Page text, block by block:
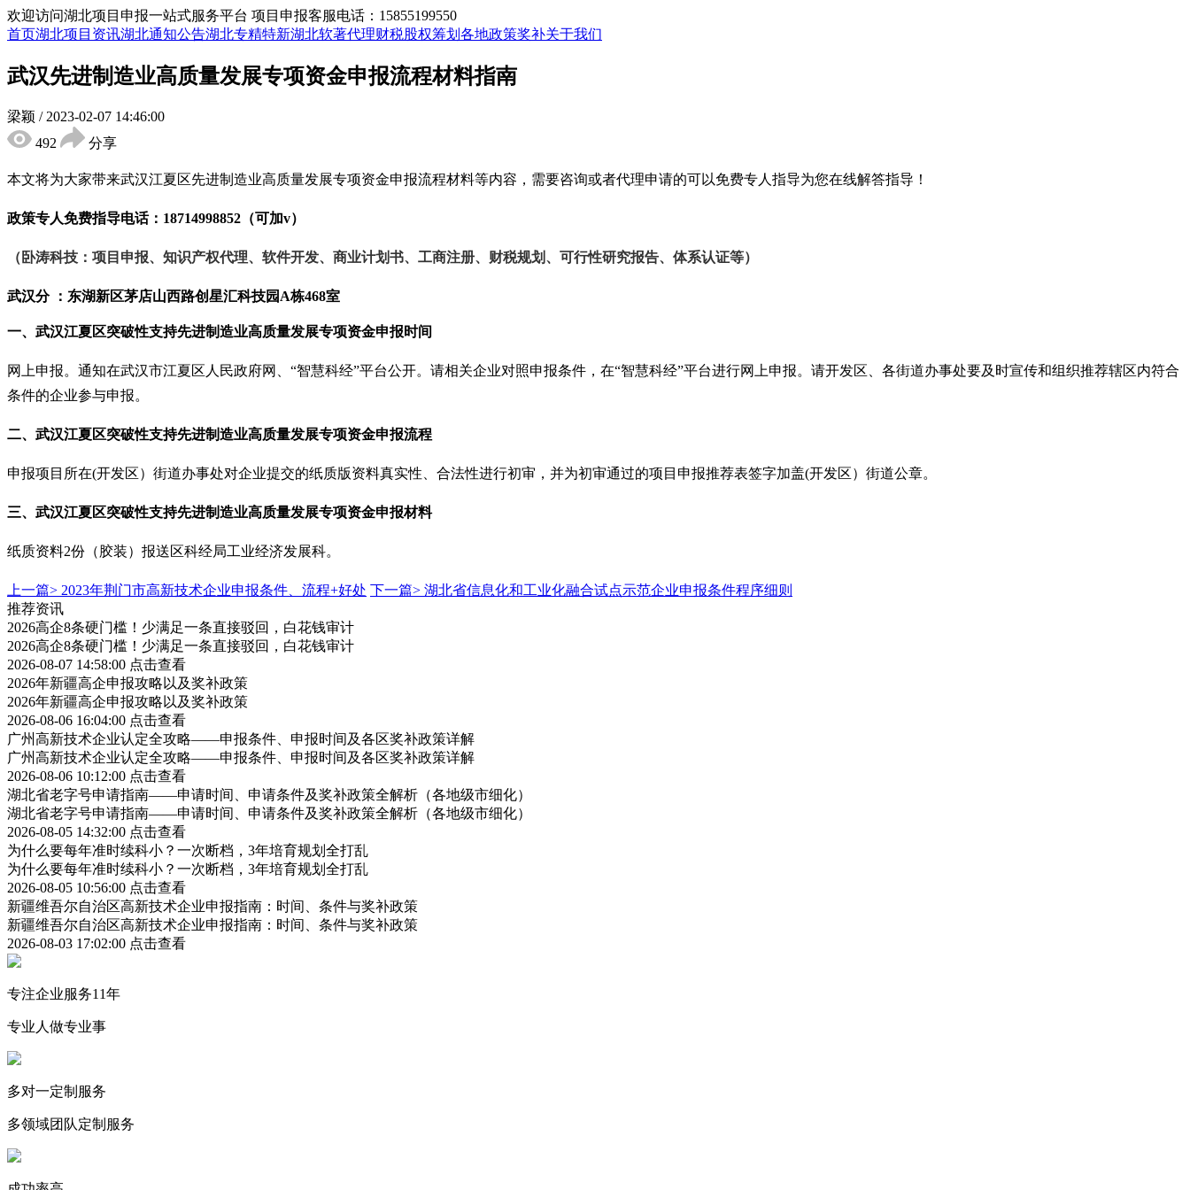
欢迎访问湖北项目申报一站式服务平台 项目申报客服电话：15855199550
首页湖北项目资讯湖北通知公告湖北专精特新湖北软著代理财税股权筹划 各地政策奖补关于我们
武汉先进制造业高质量发展专项资金申报流程材料指南
梁颖 / 2023-02-07 14:46:00
492
分享
本文将为大家带来武汉江夏区先进制造业高质量发展专项资金申报流程材料等内容，需要咨询或者代理申请的可以免费专人指导为您在线解答指导！
政策专人免费指导电话： 18714998852（可加v）
（卧涛科技：项目申报、知识产权代理、软件开发、商业计划书、工商注册、财税规划、可行性研究报告、体系认证等）
武汉分 ：东湖新区茅店山西路创星汇科技园 A栋468室
一、 武汉江夏区突破性支持先进制造业高质量发展专项资金申报时间
网上申报。通知在武汉市江夏区人民政府网、 “智慧科经”平台公开。请相关企业对照申报条件，在“智慧科经”平台进行网上申报。请开发区、各街道办事处要及时宣传和组织推荐辖区内符合
条件的企业参与申报。
二、 武汉江夏区突破性支持先进制造业高质量发展专项资金申报流程
申报项目所在(开发区）街道办事处对企业提交的纸质版资料真实性、合法性进行初审，并为初审通过的项目申报推荐表签字加盖(开发区）街道公章。
三、 武汉江夏区突破性支持先进制造业高质量发展专项资金申报材料
纸质资料2份（胶装）报送区科经局工业经济发展科。
上一篇> 2023年荆门市高新技术企业申报条件、流程+好处 下一篇> 湖北省信息化和工业化融合试点示范企业申报条件程序细则
推荐资讯
2026高企8条硬门槛！少满足一条直接驳回，白花钱审计
2026高企8条硬门槛！少满足一条直接驳回，白花钱审计
2026-08-07 14:58:00 点击查看
2026年新疆高企申报攻略以及奖补政策
2026年新疆高企申报攻略以及奖补政策
2026-08-06 16:04:00 点击查看
广州高新技术企业认定全攻略——申报条件、申报时间及各区奖补政策详解
广州高新技术企业认定全攻略——申报条件、申报时间及各区奖补政策详解
2026-08-06 10:12:00 点击查看
湖北省老字号申请指南——申请时间、申请条件及奖补政策全解析（各地级市细化）
湖北省老字号申请指南——申请时间、申请条件及奖补政策全解析（各地级市细化）
2026-08-05 14:32:00 点击查看
为什么要每年准时续科小？一次断档，3年培育规划全打乱
为什么要每年准时续科小？一次断档，3年培育规划全打乱
2026-08-05 10:56:00 点击查看
新疆维吾尔自治区高新技术企业申报指南：时间、条件与奖补政策
新疆维吾尔自治区高新技术企业申报指南：时间、条件与奖补政策
2026-08-03 17:02:00 点击查看
专注企业服务11年
专业人做专业事
多对一定制服务
多领域团队定制服务